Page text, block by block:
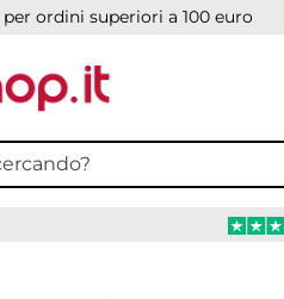
per ordini superiori a 100 euro